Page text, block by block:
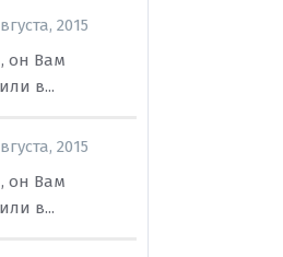
2015
он Вам
в...
2015
он Вам
в...